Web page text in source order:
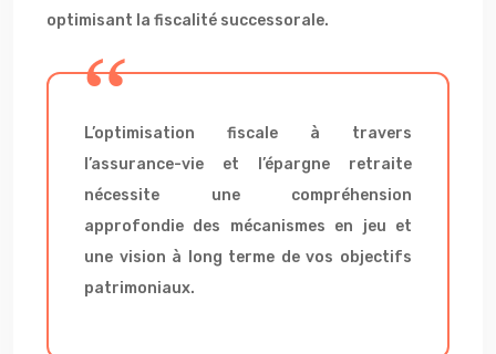
optimisant la fiscalité successorale.
L’optimisation fiscale à travers
l’assurance-vie et l’épargne retraite
nécessite une compréhension
approfondie des mécanismes en jeu et
une vision à long terme de vos objectifs
patrimoniaux.